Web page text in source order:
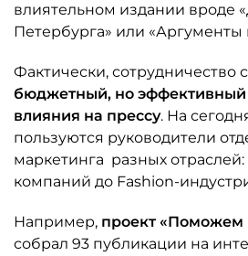
влиятельном издании вроде
Петербурга» или «Аргументы
Фактически, сотрудничество
бюджетный, но эффективный
влияния на прессу. На
пользуются руководители
маркетинга разных отраслей:
компаний до Fashion-
Например, проект «Поможем
собрал 93 публикации на